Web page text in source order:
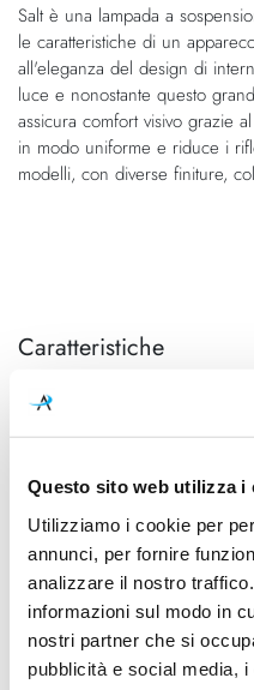
Questo sito web utilizza i
Utilizziamo i cookie per
annunci, per fornire
analizzare il nostro
informazioni sul modo in
nostri partner che si
pubblicità e social media,
galleria
di
immagini
di
immagini
Salt è una lampada a
le caratteristiche di un
all'eleganza del design di
luce e nonostante questo
assicura comfort visivo grazie
in modo uniforme e riduce i
modelli, con diverse finiture,
Caratteristiche
Cod.Art.
A2200541WG
3000K
Sorgente luminosa
Led integrato
Dimmerazione